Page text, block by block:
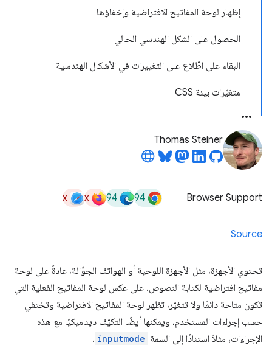
إظهار لوحة المفاتيح الافتراضية وإخفاؤها
الحصول على الشكل الهندسي الحالي
البقاء على اطّلاع على التغييرات في الأشكال الهندسية
متغيّرات بيئة CSS
Thomas Steiner
Browser Support
94
94
x
x
Source
تحتوي الأجهزة، مثل الأجهزة اللوحية أو الهواتف الجوّالة، عادةً على لوحة
مفاتيح افتراضية لكتابة النصوص. على عكس لوحة المفاتيح الفعلية التي
تكون متاحة دائمًا ولا تتغيّر، تظهر لوحة المفاتيح الافتراضية وتختفي
حسب إجراءات المستخدم، ويمكنها أيضًا التكيّف ديناميكيًا مع هذه
الإجراءات، مثلاً استنادًا إلى السمة inputmode
.